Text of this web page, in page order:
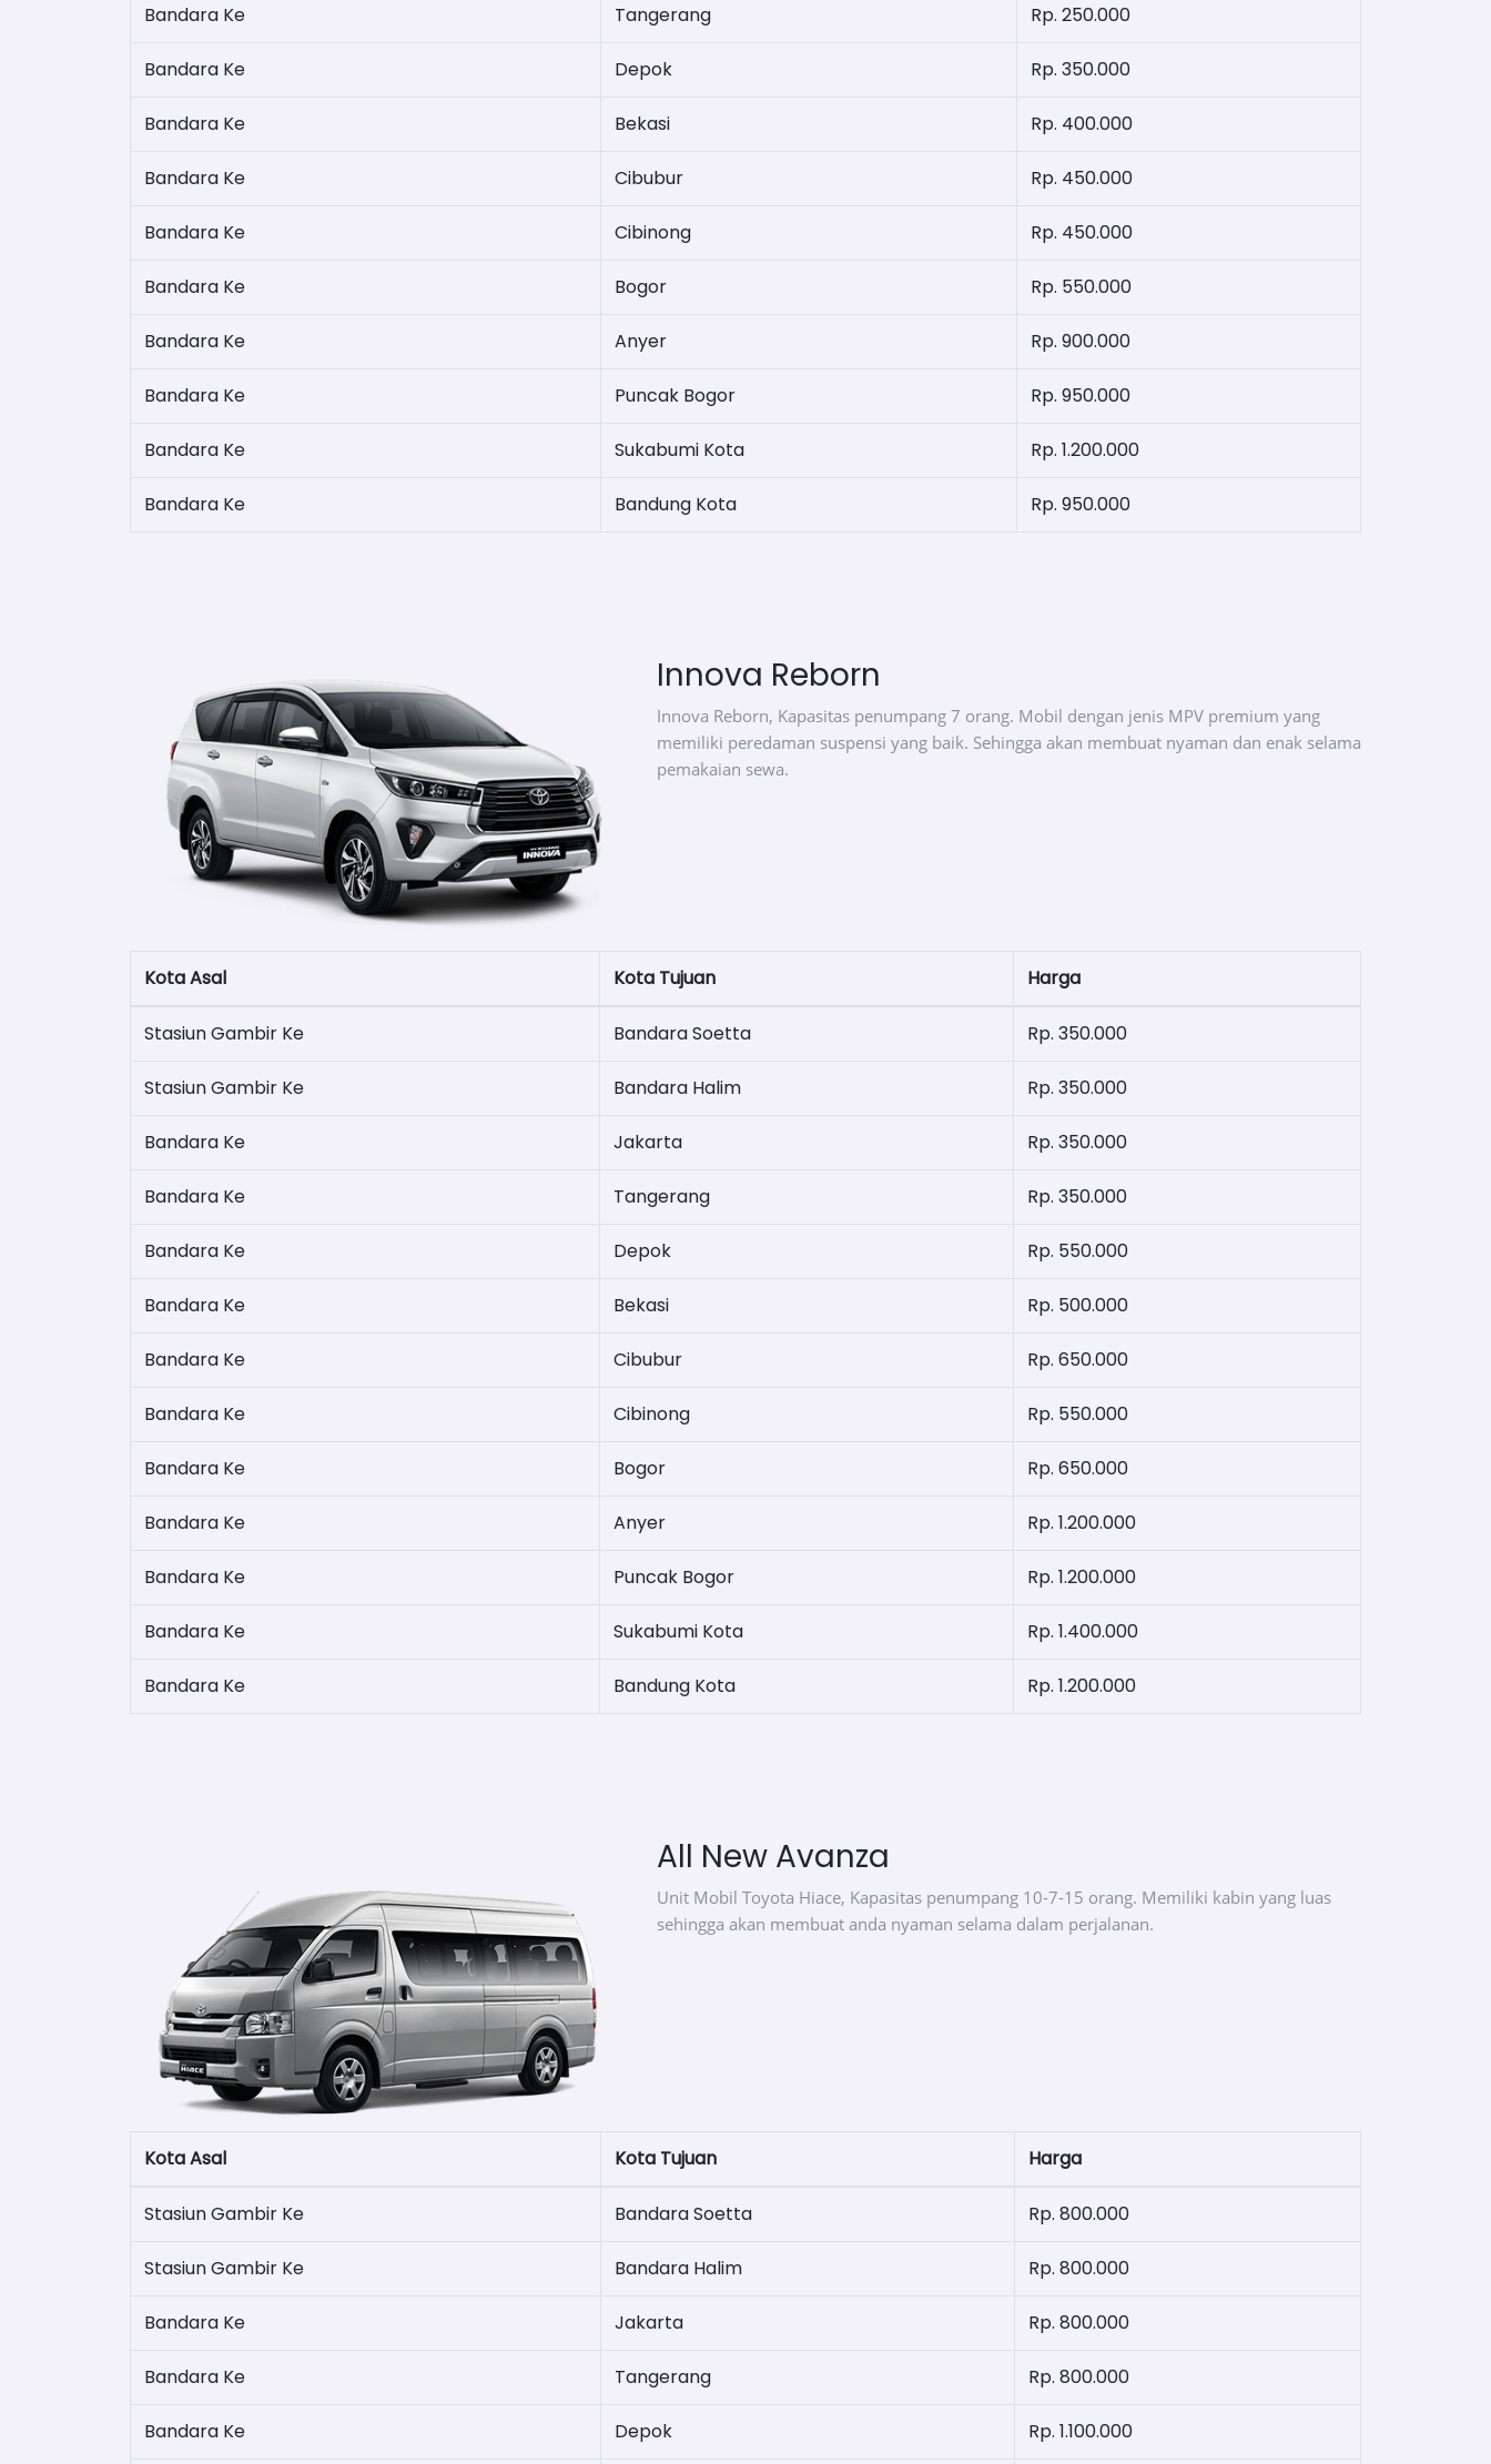
Bandara Ke Tangerang Rp. 250.000
Bandara Ke Depok Rp. 350.000
Bandara Ke Bekasi Rp. 400.000
Bandara Ke Cibubur Rp. 450.000
Bandara Ke Cibinong Rp. 450.000
Bandara Ke Bogor Rp. 550.000
Bandara Ke Anyer Rp. 900.000
Bandara Ke Puncak Bogor Rp. 950.000
Bandara Ke Sukabumi Kota Rp. 1.200.000
Bandara Ke Bandung Kota Rp. 950.000
Innova Reborn
Innova Reborn, Kapasitas penumpang 7 orang. Mobil dengan jenis MPV premium yang
memiliki peredaman suspensi yang baik. Sehingga akan membuat nyaman dan enak selama
pemakaian sewa.
Kota Asal Kota Tujuan Harga
Stasiun Gambir Ke Bandara Soetta Rp. 350.000
Stasiun Gambir Ke Bandara Halim Rp. 350.000
Bandara Ke Jakarta Rp. 350.000
Bandara Ke Tangerang Rp. 350.000
Bandara Ke Depok Rp. 550.000
Bandara Ke Bekasi Rp. 500.000
Bandara Ke Cibubur Rp. 650.000
Bandara Ke Cibinong Rp. 550.000
Bandara Ke Bogor Rp. 650.000
Bandara Ke Anyer Rp. 1.200.000
Bandara Ke Puncak Bogor Rp. 1.200.000
Bandara Ke Sukabumi Kota Rp. 1.400.000
Bandara Ke Bandung Kota Rp. 1.200.000
All New Avanza
Unit Mobil Toyota Hiace, Kapasitas penumpang 10-7-15 orang. Memiliki kabin yang luas
sehingga akan membuat anda nyaman selama dalam perjalanan.
Kota Asal Kota Tujuan Harga
Stasiun Gambir Ke Bandara Soetta Rp. 800.000
Stasiun Gambir Ke Bandara Halim Rp. 800.000
Bandara Ke Jakarta Rp. 800.000
Bandara Ke Tangerang Rp. 800.000
Bandara Ke Depok Rp. 1.100.000